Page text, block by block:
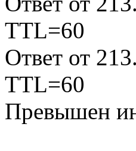
TTL=60
Ответ от
TTL=60
Превышен